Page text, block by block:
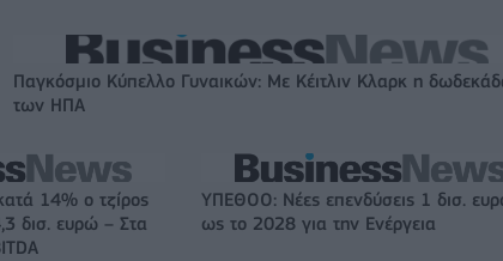
Παγκόσμιο Κύπελλο Γυναικών: Με Κέιτλιν Κλαρκ η
των ΗΠΑ
14% ο τζίρος
δισ. ευρώ – Στα
ΥΠΕΘΟΟ: Νέες επενδύσεις 1 δισ.
ως το 2028 για την Ενέργεια